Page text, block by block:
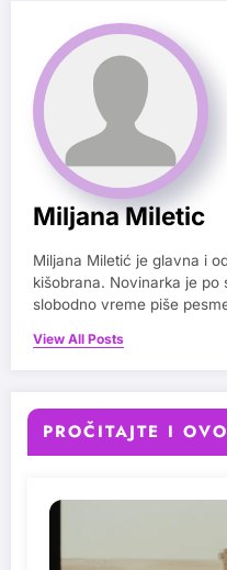
Miljana Miletic
Miljana Miletić je glavna i
kišobrana. Novinarka je po
slobodno vreme piše
View All Posts
PROČITAJTE I OVO